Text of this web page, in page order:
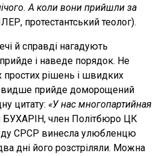
А коли вони прийшли за
протестантський теолог).
й справді нагадують
і наведе порядок. Не
рішень і швидких
прийде доморощений
цитату: «У нас многопартийная
БУХАРІН, член Політбюро ЦК
СРСР винесла улюбленцю
дні його розстріляли. Можна